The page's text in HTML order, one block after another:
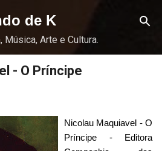
o conteúdo principal
de K
Música, Arte e Cultura.
- O Príncipe
Nicolau Maquiavel - O
Príncipe - Editora